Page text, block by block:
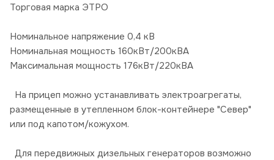
Торговая марка ЭТРО
Номинальное напряжение 0,4 кВ
Номинальная мощность 160кВт/200кВА
Максимальная мощность 176кВт/220кВА
На прицеп можно устанавливать электроагрегаты,
размещенные в утепленном блок-контейнере "Север"
или под капотом/кожухом.
Для передвижных дизельных генераторов возможно